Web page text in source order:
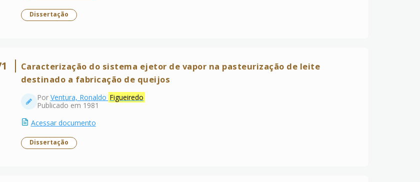
Dissertação
Caracterização do sistema ejetor de vapor na pasteurização de leite
destinado a fabricação de queijos
Por Ventura, Ronaldo Figueiredo
Publicado em 1981
Acessar documento
Dissertação